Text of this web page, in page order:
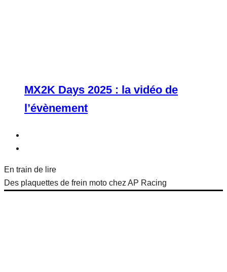
MX2K Days 2025 : la vidéo de
l’évènement
En train de lire
Des plaquettes de frein moto chez AP Racing